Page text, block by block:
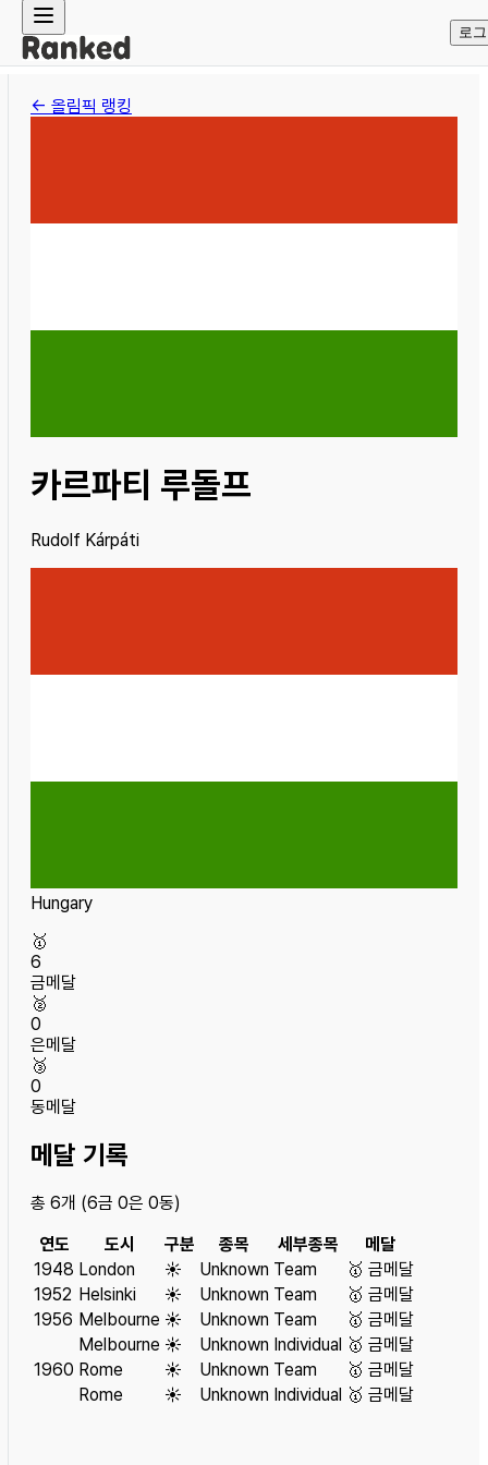
로
← 올림픽 랭킹
카르파티 루돌프
Rudolf Kárpáti
Hungary
🥇
6
금메달
🥈
0
은메달
🥉
0
동메달
메달 기록
총 6개 (6금 0은 0동)
연도
도시 구분 종목 세부종목
메달
1948 London ☀️ Unknown Team 🥇 금메달
1952 Helsinki ☀️ Unknown Team 🥇 금메달
1956 Melbourne ☀️ Unknown Team 🥇 금메달
Melbourne ☀️ Unknown Individual 🥇 금메달
1960 Rome ☀️ Unknown Team 🥇 금메달
Rome
☀️ Unknown Individual 🥇 금메달